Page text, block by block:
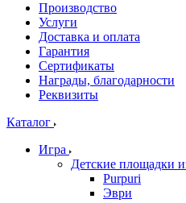
Производство
Услуги
Доставка и оплата
Гарантия
Сертификаты
Награды, благодарности
Реквизиты
Каталог
Игра
Детские площадки
Purpuri
Эври